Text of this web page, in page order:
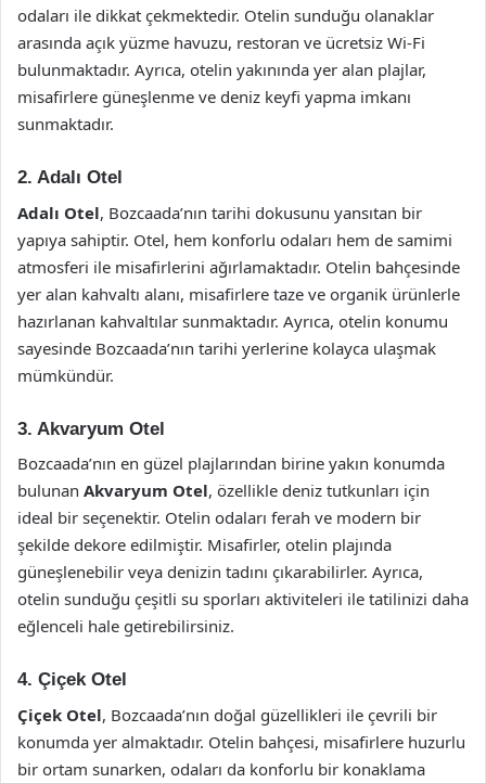
odaları ile dikkat çekmektedir. Otelin sunduğu olanaklar
arasında açık yüzme havuzu, restoran ve ücretsiz Wi-Fi
bulunmaktadır. Ayrıca, otelin yakınında yer alan plajlar,
misafirlere güneşlenme ve deniz keyfi yapma imkanı
sunmaktadır.
2. Adalı Otel
Adalı Otel, Bozcaada’nın tarihi dokusunu yansıtan bir
yapıya sahiptir. Otel, hem konforlu odaları hem de samimi
atmosferi ile misafirlerini ağırlamaktadır. Otelin bahçesinde
yer alan kahvaltı alanı, misafirlere taze ve organik ürünlerle
hazırlanan kahvaltılar sunmaktadır. Ayrıca, otelin konumu
sayesinde Bozcaada’nın tarihi yerlerine kolayca ulaşmak
mümkündür.
3. Akvaryum Otel
Bozcaada’nın en güzel plajlarından birine yakın konumda
bulunan Akvaryum Otel, özellikle deniz tutkunları için
ideal bir seçenektir. Otelin odaları ferah ve modern bir
şekilde dekore edilmiştir. Misafirler, otelin plajında
güneşlenebilir veya denizin tadını çıkarabilirler. Ayrıca,
otelin sunduğu çeşitli su sporları aktiviteleri ile tatilinizi daha
eğlenceli hale getirebilirsiniz.
4. Çiçek Otel
Çiçek Otel, Bozcaada’nın doğal güzellikleri ile çevrili bir
konumda yer almaktadır. Otelin bahçesi, misafirlere huzurlu
bir ortam sunarken, odaları da konforlu bir konaklama